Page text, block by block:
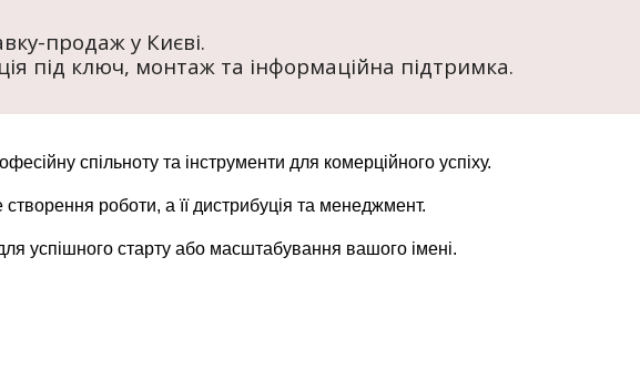
продаж у Києві.
під ключ, монтаж та інформаційна підтримка.
спільноту та інструменти для комерційного успіху.
роботи, а її дистрибуція та менеджмент.
успішного старту або масштабування вашого імені.